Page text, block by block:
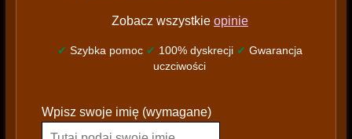
Zobacz wszystkie opinie
✔ Szybka pomoc ✔ 100% dyskrecji ✔ Gwarancja
uczciwości
l
Wpisz swoje imię (wymagane)